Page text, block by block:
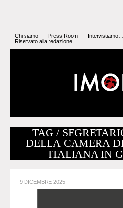
Chi siamo Press Room
Riservato alla redazione
TAG /
DELLA CAMERA
ITALIANA IN
9 DICEMBRE 2025